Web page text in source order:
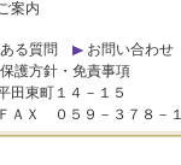
案内
る質問
お問い合わせ
護方針・免責事項
東町１４－１５
ＡＸ ０５９－３７８－